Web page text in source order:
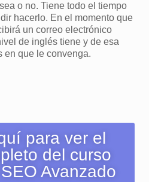
o no. Tiene todo el tiempo
hacerlo. En el momento que
un correo electrónico
de inglés tiene y de esa
en que le convenga.
para ver el
del curso
Avanzado